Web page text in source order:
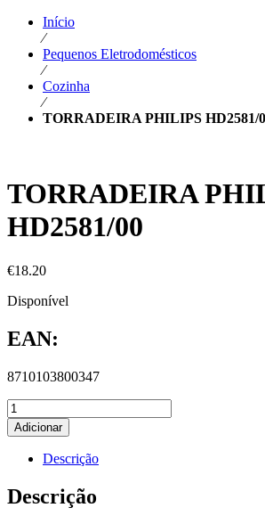
Início
⁄
Pequenos Eletrodomésticos
⁄
Cozinha
⁄
TORRADEIRA PHILIPS HD2581/
TORRADEIRA
HD2581/00
€18.20
Disponível
EAN:
8710103800347
Adicionar
Descrição
Descrição